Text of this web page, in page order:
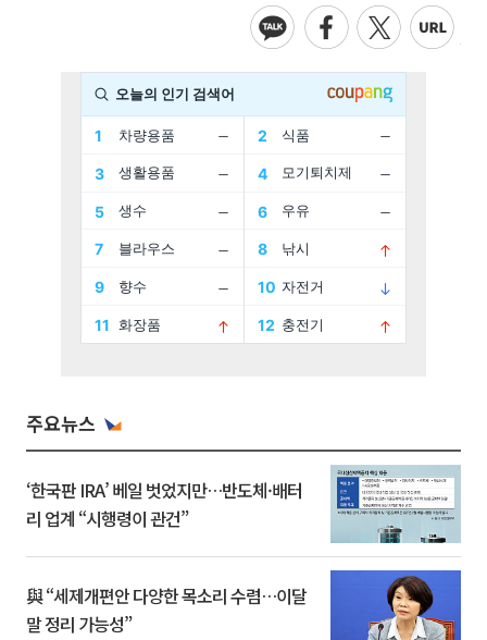
주요뉴스
‘한국판 IRA’ 베일 벗었지만…반도체·배터
리 업계 “시행령이 관건”
與 “세제개편안 다양한 목소리 수렴…이달
말 정리 가능성”